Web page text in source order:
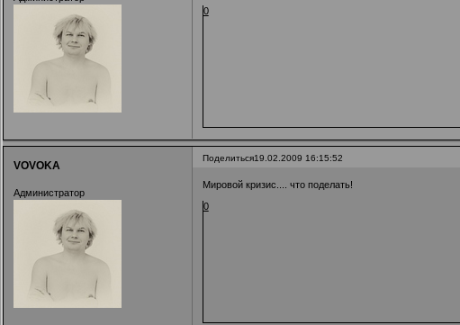
0
Поделиться19.02.2009 16:15:52
VOVOKA
Администратор
Мировой кризис.... что поделать!
0